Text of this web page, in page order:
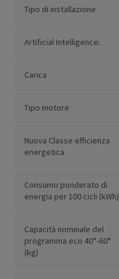
Tipo di installazione
Artificial Intelligence:
Carica
Tipo motore
Nuova Classe efficienza
energetica
Consumo ponderato di
energia per 100 cicli (kWh)
Capacità nominale del
programma eco 40°-60°
(kg)